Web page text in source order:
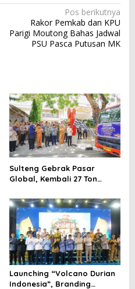
Pos berikutnya
Rakor Pemkab dan KPU
Parigi Moutong Bahas Jadwal
PSU Pasca Putusan MK
Sulteng Gebrak Pasar
Global, Kembali 27 Ton
Tiongkok
Launching “Volcano Durian
Indonesia”, Branding